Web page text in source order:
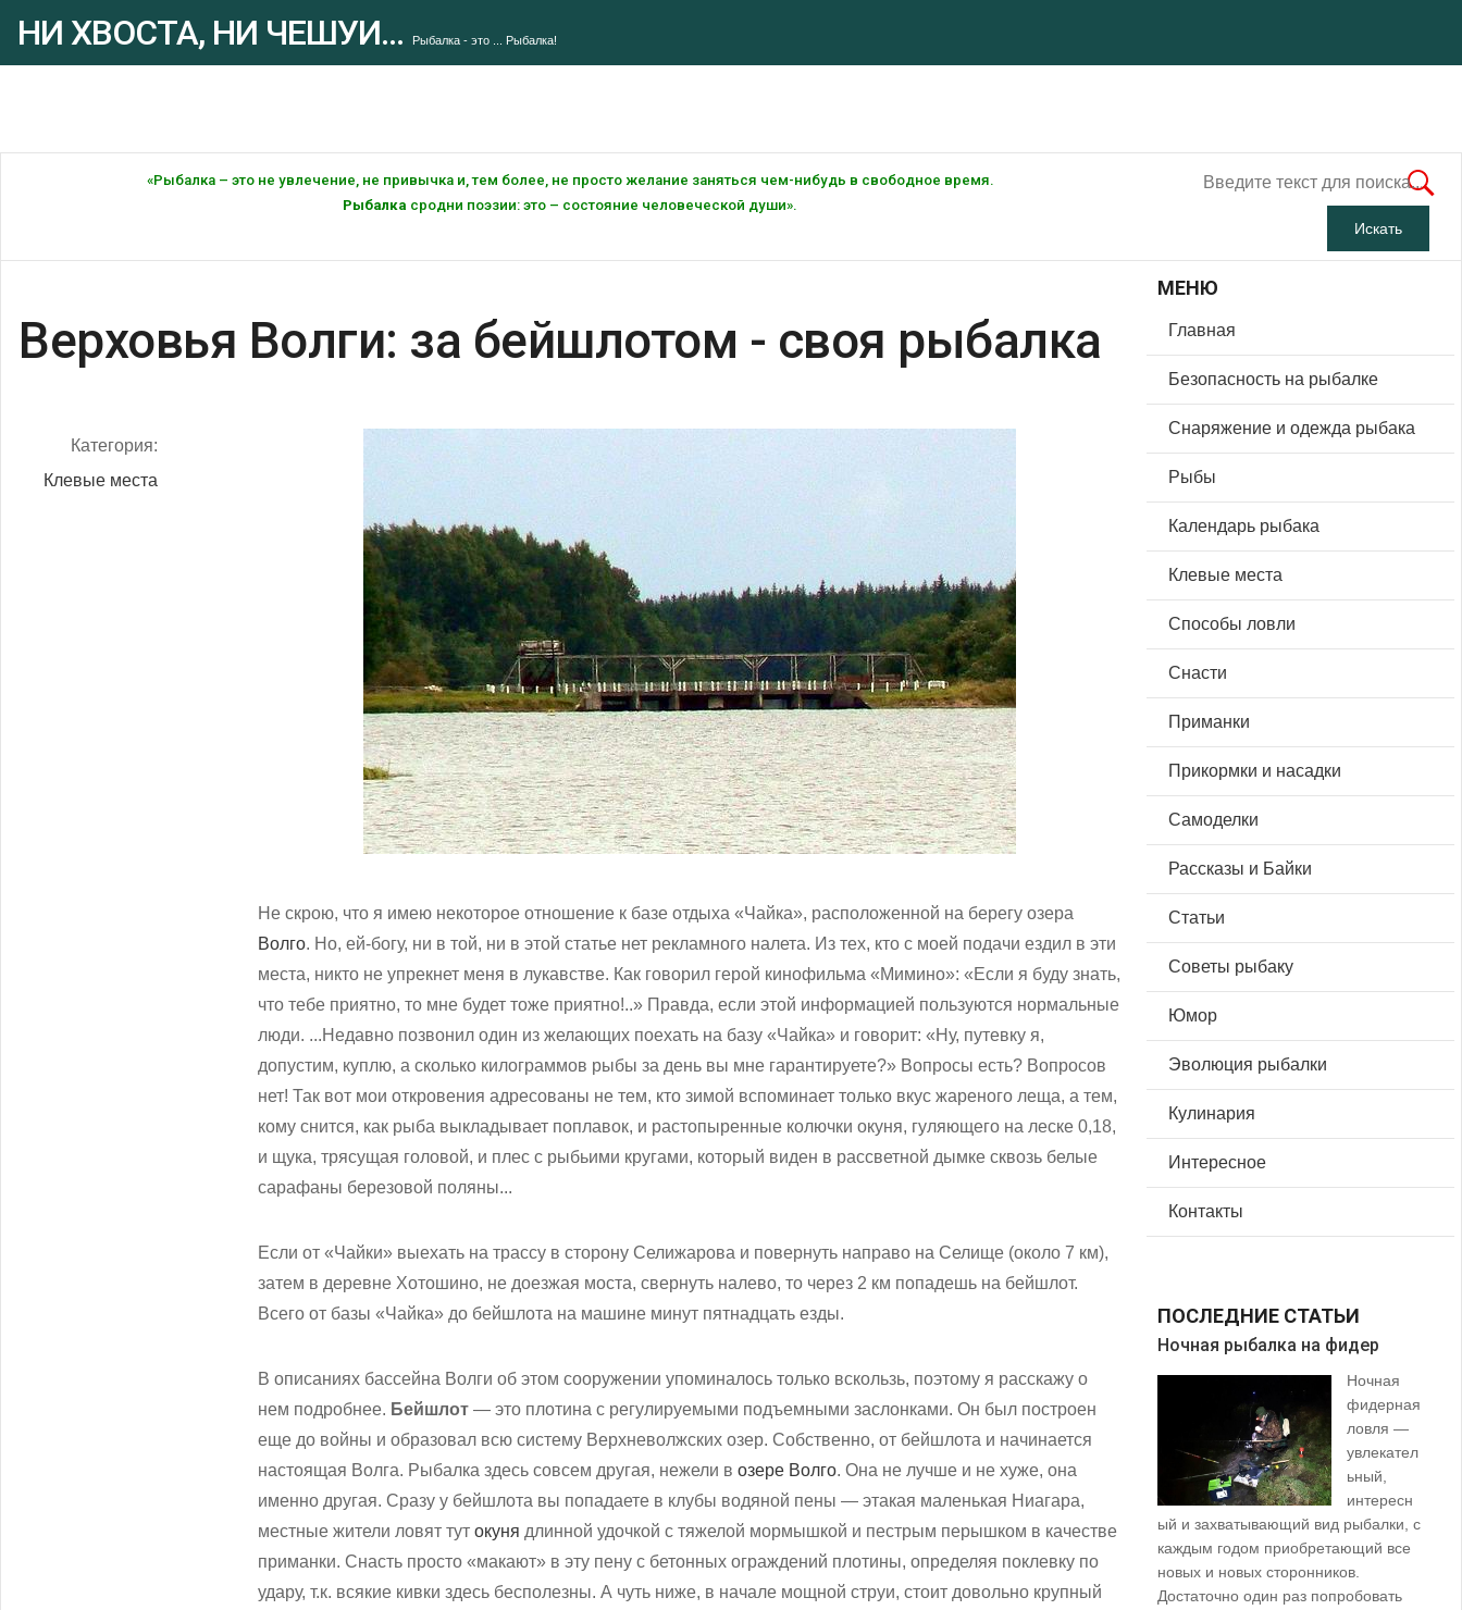
НИ ХВОСТА, НИ ЧЕШУИ... Рыбалка - это ... Рыбалка!
«Рыбалка – это не увлечение, не привычка и, тем более, не просто желание заняться чем-нибудь в свободное время.
Рыбалка сродни поэзии: это – состояние человеческой души».
Верховья Волги: за бейшлотом - своя рыбалка
Категория:
Клевые места
Не скрою, что я имею некоторое отношение к базе отдыха «Чайка», расположенной на берегу озера
Волго. Но, ей-богу, ни в той, ни в этой статье нет рекламного налета. Из тех, кто с моей подачи ездил в эти
места, никто не упрекнет меня в лукавстве. Как говорил герой кинофильма «Мимино»: «Если я буду знать,
что тебе приятно, то мне будет тоже приятно!..» Правда, если этой информацией пользуются нормальные
люди. ...Недавно позвонил один из желающих поехать на базу «Чайка» и говорит: «Ну, путевку я,
допустим, куплю, а сколько килограммов рыбы за день вы мне гарантируете?» Вопросы есть? Вопросов
нет! Так вот мои откровения адресованы не тем, кто зимой вспоминает только вкус жареного леща, а тем,
кому снится, как рыба выкладывает поплавок, и растопыренные колючки окуня, гуляющего на леске 0,18,
и щука, трясущая головой, и плес с рыбьими кругами, который виден в рассветной дымке сквозь белые
сарафаны березовой поляны...
Если от «Чайки» выехать на трассу в сторону Селижарова и повернуть направо на Селище (около 7 км),
затем в деревне Хотошино, не доезжая моста, свернуть налево, то через 2 км попадешь на бейшлот.
Всего от базы «Чайка» до бейшлота на машине минут пятнадцать езды.
В описаниях бассейна Волги об этом сооружении упоминалось только вскользь, поэтому я расскажу о
нем подробнее. Бейшлот — это плотина с регулируемыми подъемными заслонками. Он был построен
еще до войны и образовал всю систему Верхневолжских озер. Собственно, от бейшлота и начинается
настоящая Волга. Рыбалка здесь совсем другая, нежели в озере Волго. Она не лучше и не хуже, она
именно другая. Сразу у бейшлота вы попадаете в клубы водяной пены — этакая маленькая Ниагара,
местные жители ловят тут окуня длинной удочкой с тяжелой мормышкой и пестрым перышком в качестве
приманки. Снасть просто «макают» в эту пену с бетонных ограждений плотины, определяя поклевку по
удару, т.к. всякие кивки здесь бесполезны. А чуть ниже, в начале мощной струи, стоит довольно крупный
МЕНЮ
Главная
Безопасность на рыбалке
Снаряжение и одежда рыбака
Рыбы
Календарь рыбака
Клевые места
Способы ловли
Снасти
Приманки
Прикормки и насадки
Самоделки
Рассказы и Байки
Статьи
Советы рыбаку
Юмор
Эволюция рыбалки
Кулинария
Интересное
Контакты
ПОСЛЕДНИЕ СТАТЬИ
Ночная рыбалка на фидер
Ночная
фидерная
ловля —
увлекател
ьный,
интересн
ый и захватывающий вид рыбалки, с
каждым годом приобретающий все
новых и новых сторонников.
Достаточно один раз попробовать